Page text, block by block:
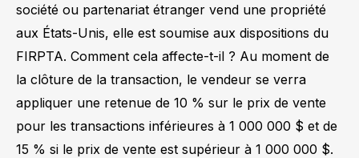
société ou partenariat étranger vend une propriété
aux États-Unis, elle est soumise aux dispositions du
FIRPTA. Comment cela affecte-t-il ? Au moment de
la clôture de la transaction, le vendeur se verra
appliquer une retenue de 10 % sur le prix de vente
pour les transactions inférieures à 1 000 000 $ et de
15 % si le prix de vente est supérieur à 1 000 000 $.